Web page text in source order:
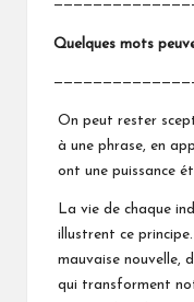
Quelques mots
On peut rester
à une phrase, en
ont une puissance
La vie de chaque
illustrent ce
mauvaise nouvelle,
qui transforment